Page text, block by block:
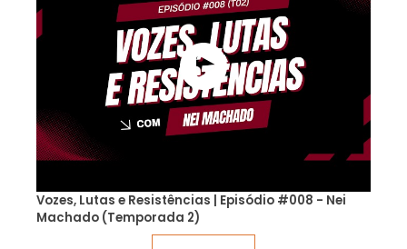
Vozes, Lutas e Resistências | Episódio #008 - Nei
Machado (Temporada 2)